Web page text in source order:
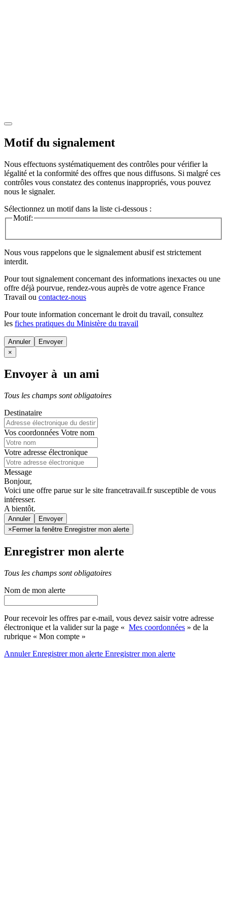
Motif du signalement
Nous effectuons systématiquement des contrôles pour vérifier la
légalité et la conformité des offres que nous diffusons. Si malgré ces
contrôles vous constatez des contenus inappropriés, vous pouvez
nous le signaler.
Sélectionnez un motif dans la liste ci-dessous :
Motif:
Nous vous rappelons que le signalement abusif est strictement
interdit.
Pour tout signalement concernant des informations inexactes ou une
offre déjà pourvue, rendez-vous auprès de votre agence France
Travail ou contactez-nous
Pour toute information concernant le droit du travail, consultez
les fiches pratiques du Ministère du travail
Annuler
×
Envoyer à un ami
Tous les champs sont obligatoires
Destinataire
Vos coordonnées Votre nom
Votre adresse électronique
Message
Bonjour,
Voici une offre parue sur le site francetravail.fr susceptible de vous
intéresser.
A bientôt.
Annuler
× Fermer la fenêtre Enregistrer mon alerte
Enregistrer mon alerte
Tous les champs sont obligatoires
Nom de mon alerte
Pour recevoir les offres par e-mail, vous devez saisir votre adresse
électronique et la valider sur la page « Mes coordonnées » de la
rubrique « Mon compte »
AnnulerEnregistrer mon alerte Enregistrermon alerte